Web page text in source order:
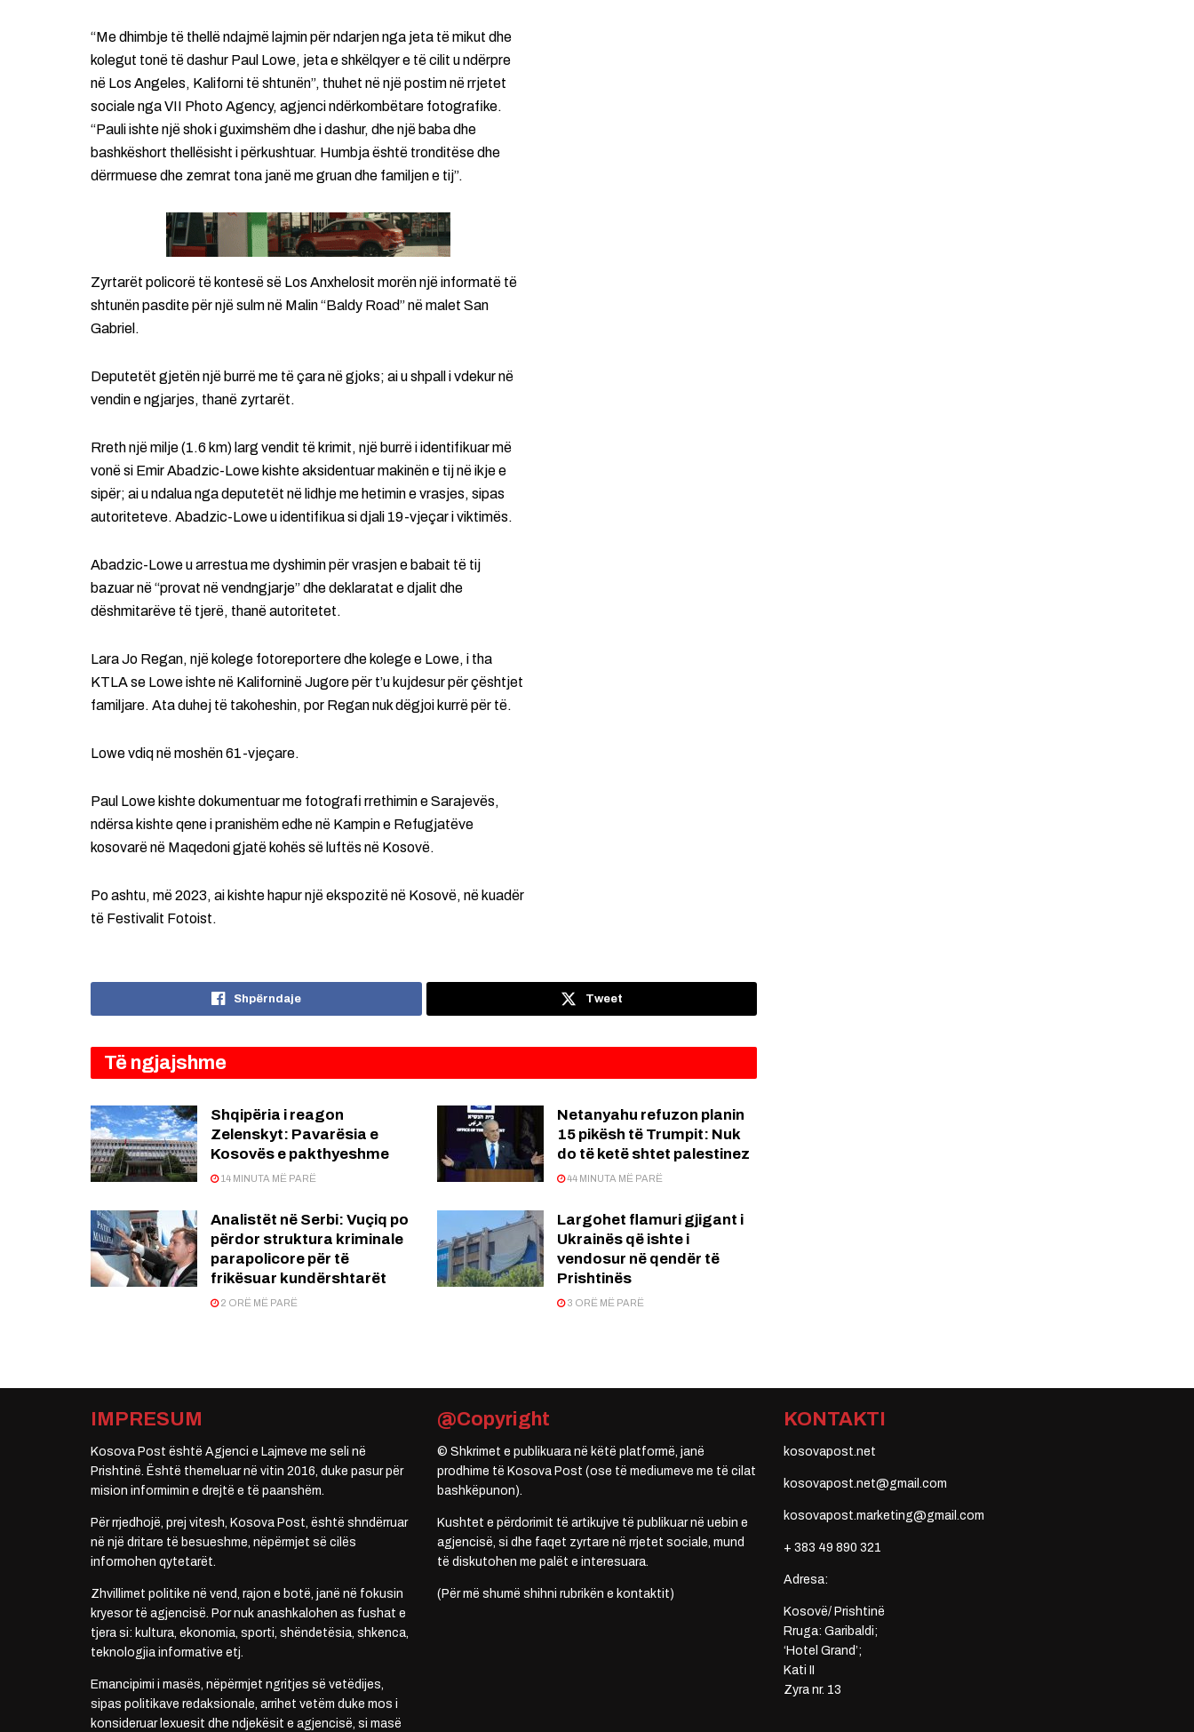
“Me dhimbje të thellë ndajmë lajmin për ndarjen nga jeta të mikut dhe
kolegut tonë të dashur Paul Lowe, jeta e shkëlqyer e të cilit u ndërpre
në Los Angeles, Kaliforni të shtunën”, thuhet në një postim në rrjetet
sociale nga VII Photo Agency, agjenci ndërkombëtare fotografike.
“Pauli ishte një shok i guximshëm dhe i dashur, dhe një baba dhe
bashkëshort thellësisht i përkushtuar. Humbja është tronditëse dhe
dërrmuese dhe zemrat tona janë me gruan dhe familjen e tij”.
Zyrtarët policorë të kontesë së Los Anxhelosit morën një informatë të
shtunën pasdite për një sulm në Malin “Baldy Road” në malet San
Gabriel.
Deputetët gjetën një burrë me të çara në gjoks; ai u shpall i vdekur në
vendin e ngjarjes, thanë zyrtarët.
Rreth një milje (1.6 km) larg vendit të krimit, një burrë i identifikuar më
vonë si Emir Abadzic-Lowe kishte aksidentuar makinën e tij në ikje e
sipër; ai u ndalua nga deputetët në lidhje me hetimin e vrasjes, sipas
autoriteteve. Abadzic-Lowe u identifikua si djali 19-vjeçar i viktimës.
Abadzic-Lowe u arrestua me dyshimin për vrasjen e babait të tij
bazuar në “provat në vendngjarje” dhe deklaratat e djalit dhe
dëshmitarëve të tjerë, thanë autoritetet.
Lara Jo Regan, një kolege fotoreportere dhe kolege e Lowe, i tha
KTLA se Lowe ishte në Kaliforninë Jugore për t’u kujdesur për çështjet
familjare. Ata duhej të takoheshin, por Regan nuk dëgjoi kurrë për të.
Lowe vdiq në moshën 61-vjeçare.
Paul Lowe kishte dokumentuar me fotografi rrethimin e Sarajevës,
ndërsa kishte qene i pranishëm edhe në Kampin e Refugjatëve
kosovarë në Maqedoni gjatë kohës së luftës në Kosovë.
Po ashtu, më 2023, ai kishte hapur një ekspozitë në Kosovë, në kuadër
të Festivalit Fotoist.
Shpërndaje Tweet
Të ngjajshme
Shqipëria i reagon
Zelenskyt: Pavarësia e
Kosovës e pakthyeshme
14 MINUTA MË PARË
Netanyahu refuzon planin
15 pikësh të Trumpit: Nuk
do të ketë shtet palestinez
44 MINUTA MË PARË
Analistët në Serbi: Vuçiq po
përdor struktura kriminale
parapolicore për të
frikësuar kundërshtarët
2 ORË MË PARË
Largohet flamuri gjigant i
Ukrainës që ishte i
vendosur në qendër të
Prishtinës
3 ORË MË PARË
IMPRESUM
Kosova Post është Agjenci e Lajmeve me seli në
Prishtinë. Është themeluar në vitin 2016, duke pasur për
mision informimin e drejtë e të paanshëm.
Për rrjedhojë, prej vitesh, Kosova Post, është shndërruar
në një dritare të besueshme, nëpërmjet së cilës
informohen qytetarët.
Zhvillimet politike në vend, rajon e botë, janë në fokusin
kryesor të agjencisë. Por nuk anashkalohen as fushat e
tjera si: kultura, ekonomia, sporti, shëndetësia, shkenca,
teknologjia informative etj.
Emancipimi i masës, nëpërmjet ngritjes së vetëdijes,
sipas politikave redaksionale, arrihet vetëm duke mos i
konsideruar lexuesit dhe ndjekësit e agjencisë, si masë
@Copyright
© Shkrimet e publikuara në këtë platformë, janë
prodhime të Kosova Post (ose të mediumeve me të cilat
bashkëpunon).
Kushtet e përdorimit të artikujve të publikuar në uebin e
agjencisë, si dhe faqet zyrtare në rrjetet sociale, mund
të diskutohen me palët e interesuara.
(Për më shumë shihni rubrikën e kontaktit)
KONTAKTI
kosovapost.net
kosovapost.net@gmail.com
kosovapost.marketing@gmail.com
+ 383 49 890 321
Adresa:
Kosovë/ Prishtinë
Rruga: Garibaldi;
‘Hotel Grand’;
Kati II
Zyra nr. 13